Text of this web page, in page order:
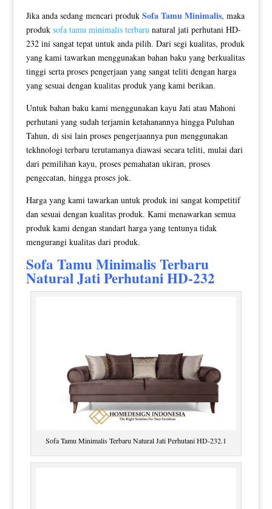
Jika anda sedang mencari produk Sofa Tamu Minimalis, maka
produk sofa tamu minimalis terbarunatural jati perhutani HD-
232 ini sangat tepat untuk anda pilih. Dari segi kualitas, produk
yang kami tawarkan menggunakan bahan baku yang berkualitas
tinggi serta proses pengerjaan yang sangat teliti dengan harga
yang sesuai dengan kualitas produk yang kami berikan.
Untuk bahan baku kami menggunakan kayu Jati atau Mahoni
perhutani yang sudah terjamin ketahanannya hingga Puluhan
Tahun, di sisi lain proses pengerjaannya pun menggunakan
tekhnologi terbaru terutamanya diawasi secara teliti, mulai dari
dari pemilihan kayu, proses pemahatan ukiran, proses
pengecatan, hingga proses jok.
Harga yang kami tawarkan untuk produk ini sangat kompetitif
dan sesuai dengan kualitas produk. Kami menawarkan semua
produk kami dengan standart harga yang tentunya tidak
mengurangi kualitas dari produk.
Sofa Tamu MinimalisTerbaru
Natural Jati Perhutani HD-232
Sofa Tamu Minimalis Terbaru Natural Jati Perhutani HD-232.1